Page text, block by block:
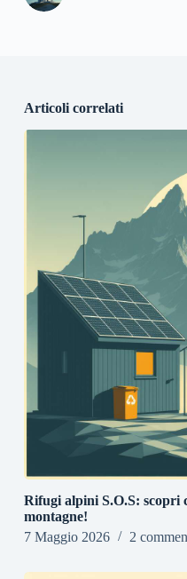
Articoli correlati
Rifugi alpini S.O.S: scopri
montagne!
7 Maggio 2026
2